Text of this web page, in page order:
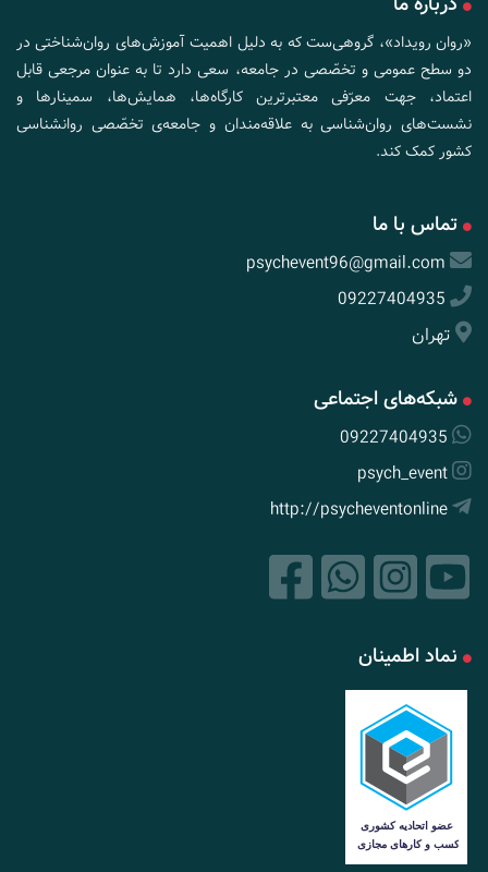
«روان رویداد»، گروهی‌ست که به دلیل اهمیت آموزش‌های روان‌شناختی در
دو سطح عمومی و تخصّصی در جامعه، سعی دارد تا به عنوان مرجعی قابل
اعتماد، جهت معرّفی معتبرترین کارگاه‌ها، همایش‌ها، سمینارها و
نشست‌های روان‌شناسی به علاقه‌مندان و جامعه‌ی تخصّصی روانشناسی
کشور کمک کند.
تماس با ما
psychevent96@gmail.com
09227404935
تهران
شبکه‌های اجتماعی
09227404935
psych_event
http://psycheventonline
نماد اطمینان